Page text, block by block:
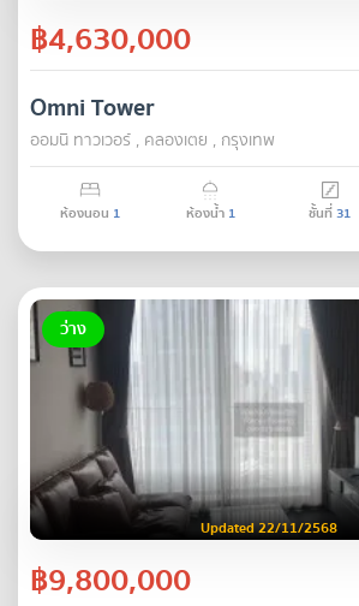
฿4,630,000
Omni Tower
ออมนิ ทาวเวอร์ , คลองเตย , กรุงเทพ
ห้องนอน 1 ห้องน้ำ 1 ชั้นที่31
ว่าง
Updated 22/11/2568
฿9,800,000